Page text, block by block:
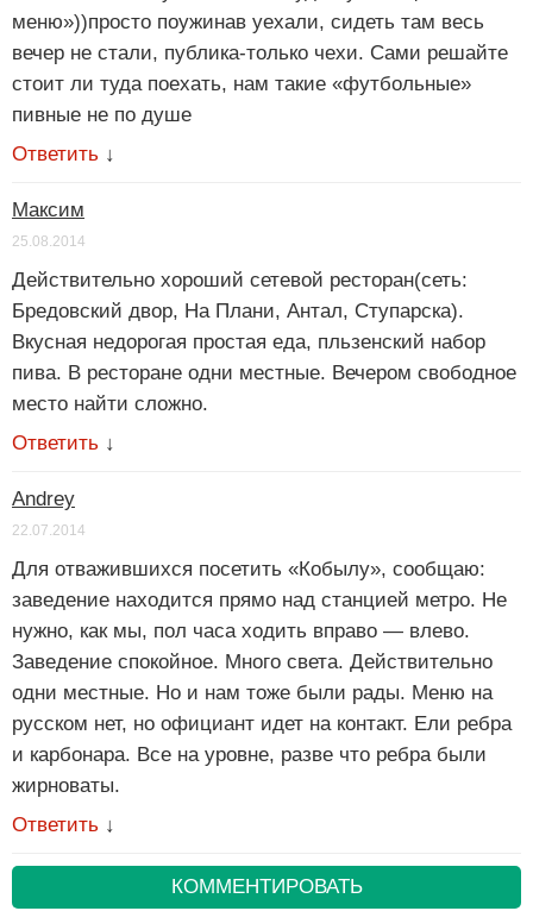
меню»))просто поужинав уехали, сидеть там весь
вечер не стали, публика-только чехи. Сами решайте
стоит ли туда поехать, нам такие «футбольные»
пивные не по душе
Ответить ↓
Максим
25.08.2014
Действительно хороший сетевой ресторан(сеть:
Бредовский двор, На Плани, Антал, Ступарска).
Вкусная недорогая простая еда, пльзенский набор
пива. В ресторане одни местные. Вечером свободное
место найти сложно.
Ответить ↓
Andrey
22.07.2014
Для отважившихся посетить «Кобылу», сообщаю:
заведение находится прямо над станцией метро. Не
нужно, как мы, пол часа ходить вправо — влево.
Заведение спокойное. Много света. Действительно
одни местные. Но и нам тоже были рады. Меню на
русском нет, но официант идет на контакт. Ели ребра
и карбонара. Все на уровне, разве что ребра были
жирноваты.
Ответить ↓
КОММЕНТИРОВАТЬ